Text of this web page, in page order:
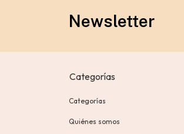
Newsletter
Categorías
Categorías
Quiénes somos